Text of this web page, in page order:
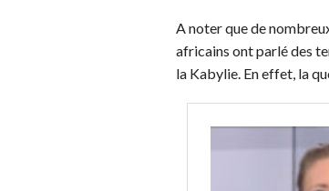
A noter que de
africains ont parlé des
la Kabylie. En effet, la